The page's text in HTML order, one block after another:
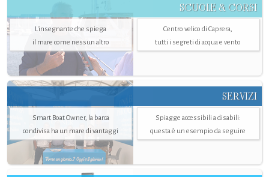
SCUOLE & CORSI
L'insegnante che spiega
il mare come nessun altro
Centro velico di Caprera,
tutti i segreti di acqua e vento
SERVIZI
Smart Boat Owner, la barca
condivisa ha un mare di vantaggi
Spiagge accessibili a disabili:
questa è un esempio da seguire